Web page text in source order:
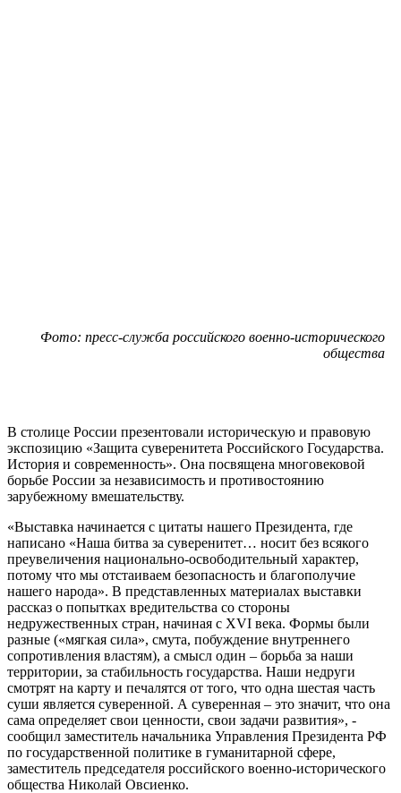
Фото: пресс-служба российского военно-исторического
общества
В столице России презентовали историческую и правовую
экспозицию «Защита суверенитета Российского Государства.
История и современность». Она посвящена многовековой
борьбе России за независимость и противостоянию
зарубежному вмешательству.
«Выставка начинается с цитаты нашего Президента, где
написано «Наша битва за суверенитет… носит без всякого
преувеличения национально-освободительный характер,
потому что мы отстаиваем безопасность и благополучие
нашего народа». В представленных материалах выставки
рассказ о попытках вредительства со стороны
недружественных стран, начиная с XVI века. Формы были
разные («мягкая сила», смута, побуждение внутреннего
сопротивления властям), а смысл один – борьба за наши
территории, за стабильность государства. Наши недруги
смотрят на карту и печалятся от того, что одна шестая часть
суши является суверенной. А суверенная – это значит, что она
сама определяет свои ценности, свои задачи развития», -
сообщил заместитель начальника Управления Президента РФ
по государственной политике в гуманитарной сфере,
заместитель председателя российского военно-исторического
общества Николай Овсиенко.